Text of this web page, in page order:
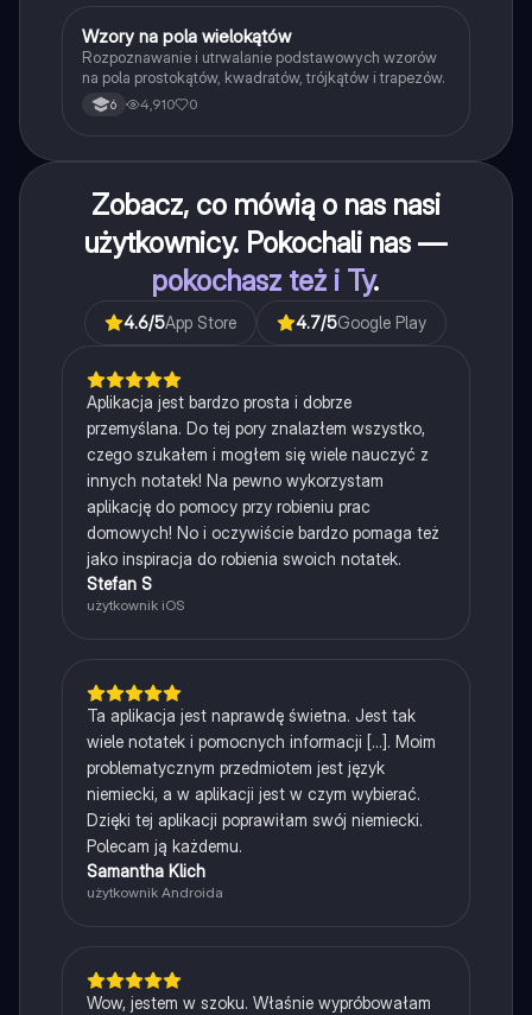
WMatematyka
Wzory na pola wielokątów
Rozpoznawanie i utrwalanie podstawowych wzorów
na pola prostokątów, kwadratów, trójkątów i trapezów.
6 4,910 0
Zobacz, co mówią o nas nasi
użytkownicy. Pokochali nas —
pokochasz też i Ty.
4.6/5App Store 4.7/5Google Play
Aplikacja jest bardzo prosta i dobrze
przemyślana. Do tej pory znalazłem wszystko,
czego szukałem i mogłem się wiele nauczyć z
innych notatek! Na pewno wykorzystam
aplikację do pomocy przy robieniu prac
domowych! No i oczywiście bardzo pomaga też
jako inspiracja do robienia swoich notatek.
Stefan S
użytkownik iOS
Ta aplikacja jest naprawdę świetna. Jest tak
wiele notatek i pomocnych informacji [...]. Moim
problematycznym przedmiotem jest język
niemiecki, a w aplikacji jest w czym wybierać.
Dzięki tej aplikacji poprawiłam swój niemiecki.
Polecam ją każdemu.
Samantha Klich
użytkownik Androida
Wow, jestem w szoku. Właśnie wypróbowałam